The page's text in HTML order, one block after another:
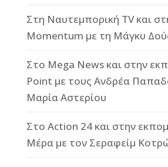
Στη Ναυτεμπορική TV και
Momentum με τη Μάγκυ
Στο Mega News και στην
Point με τους Ανδρέα
Μαρία Αστερίου
Στο Action 24 και στην
Μέρα με τον Σεραφείμ